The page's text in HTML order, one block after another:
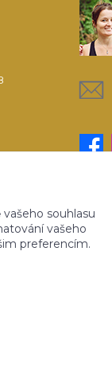
souhlasu
vašeho
preferencím.